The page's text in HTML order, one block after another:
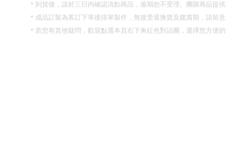
＊到貨後，請於三日內確認清點商品，逾期恕不受理。團購商品提
＊成品訂製為客訂下單後排單製作，無接受退換貨及鑑賞期，請留意
＊若您有其他疑問，歡迎點選本頁右下角紅色對話圈，選擇您方便